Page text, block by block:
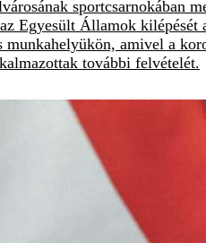
sportcsarnokában
Egyesült Államok
amivel a
további felvételét.